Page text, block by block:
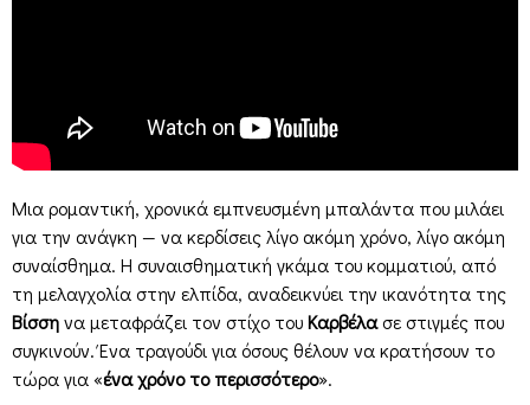
Μια ρομαντική, χρονικά εμπνευσμένη μπαλάντα που μιλάει
για την ανάγκη — να κερδίσεις λίγο ακόμη χρόνο, λίγο ακόμη
συναίσθημα. Η συναισθηματική γκάμα του κομματιού, από
τη μελαγχολία στην ελπίδα, αναδεικνύει την ικανότητα της
Βίσσηνα μεταφράζει τον στίχο τουΚαρβέλασε στιγμές που
συγκινούν. Ένα τραγούδι για όσους θέλουν να κρατήσουν το
τώρα για «ένα χρόνο το περισσότερο».